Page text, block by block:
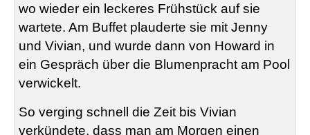
wo wieder ein leckeres Frühstück auf sie
wartete. Am Buffet plauderte sie mit Jenny
und Vivian, und wurde dann von Howard in
ein Gespräch über die Blumenpracht am Pool
verwickelt.
So verging schnell die Zeit bis Vivian
verkündete, dass man am Morgen einen